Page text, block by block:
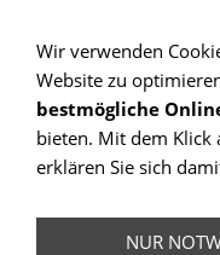
Website, die für mobile
Zur
Hinweis nicht
Wir verwenden
Website zu
bestmögliche
bieten. Mit dem Klick
erklären Sie sich
NUR